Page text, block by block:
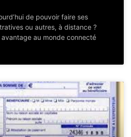
de pouvoir faire ses
ou autres, à distance ?
avantage au monde connecté